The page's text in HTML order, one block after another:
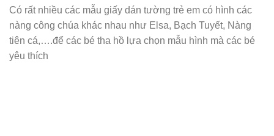
Có rất nhiều các mẫu giấy dán tường trẻ em có hình các
nàng công chúa khác nhau như Elsa, Bạch Tuyết, Nàng
tiên cá,….để các bé tha hồ lựa chọn mẫu hình mà các bé
yêu thích